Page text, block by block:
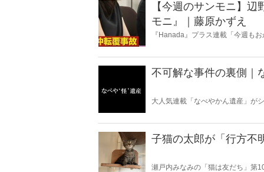
【今週のサンモニ】
モニ』｜藤原かずえ
『Hanada』プラス連載「今週も
不可解な事件の裏側｜
大人気連載「なべやかん遺産」が
子猫の太郎が「行方不
瀬戸内みなみの「猫は友だち」第